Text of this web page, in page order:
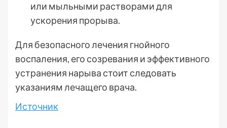
или мыльными растворами для
ускорения прорыва.
Для безопасного лечения гнойного
воспаления, его созревания и эффективного
устранения нарыва стоит следовать
указаниям лечащего врача.
Источник